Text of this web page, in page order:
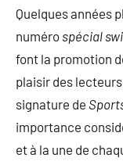
Quelques années
numéro spécial
font la promotion
plaisir des
signature de
importance
et à la une de